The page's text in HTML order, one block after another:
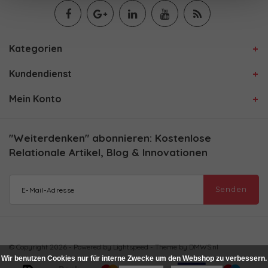
Kategorien
Kundendienst
Mein Konto
"Weiterdenken" abonnieren: Kostenlose
Relationale Artikel, Blog & Innovationen
Senden
© Copyright 2026 - Powered byLightspeed- Theme byDMWS.nl
Wir benutzen Cookies nur für interne Zwecke um den Webshop zu verbessern.